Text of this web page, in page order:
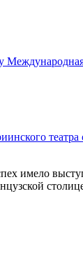
имело